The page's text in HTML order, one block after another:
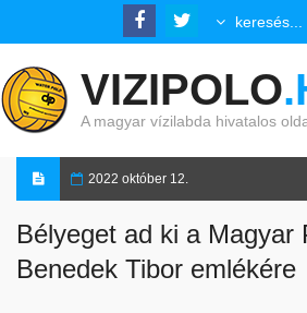
VIZIPOLO
A magyar vízilabda hivatalos
2022 október 12.
Bélyeget ad ki a Magyar
Benedek Tibor emlékére